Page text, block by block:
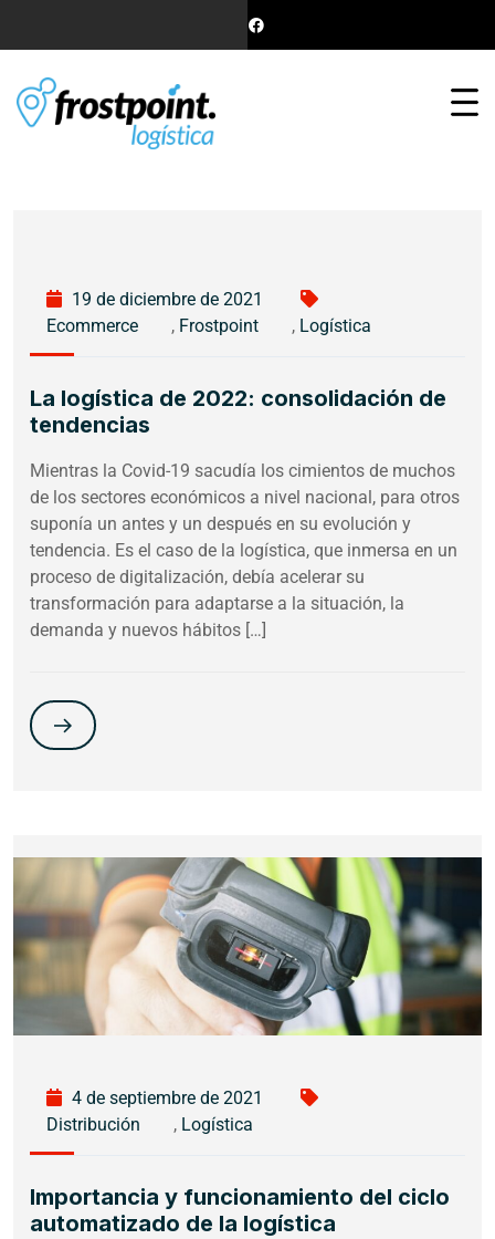
19 de diciembre de 2021
Ecommerce
, Frostpoint , Logística
La logística de 2022: consolidación de
tendencias
Mientras la Covid-19 sacudía los cimientos de muchos
de los sectores económicos a nivel nacional, para otros
suponía un antes y un después en su evolución y
tendencia. Es el caso de la logística, que inmersa en un
proceso de digitalización, debía acelerar su
transformación para adaptarse a la situación, la
demanda y nuevos hábitos […]
4 de septiembre de 2021
Distribución
, Logística
Importancia y funcionamiento del ciclo
automatizado de la logística